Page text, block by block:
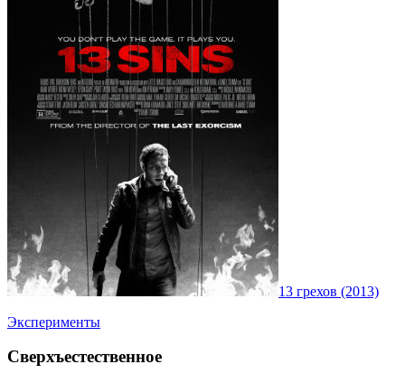
13 грехов (2013)
Эксперименты
Сверхъестественное